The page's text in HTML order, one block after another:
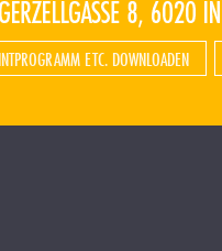
ETC. DOWNLOADEN